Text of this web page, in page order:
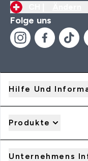
Folge uns
Hilfe Und
Produkte
Unternehmens